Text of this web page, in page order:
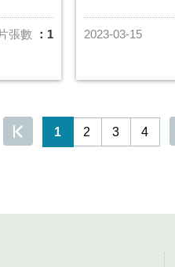
張數 ：1 2023-03-15
1 2 3 4